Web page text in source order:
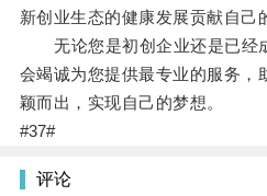
新创业生态的健康发展贡献自己
无论您是初创企业还是已经
会竭诚为您提供最专业的服务，
颖而出，实现自己的梦想。
#37#
评论